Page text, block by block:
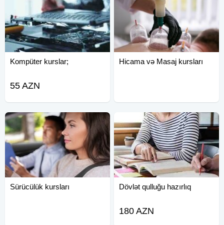
Kompüter kurslar;
55 AZN
Hicama və Masaj kursları
Sürücülük kursları Dövlət qulluğu hazırlıq
180 AZN